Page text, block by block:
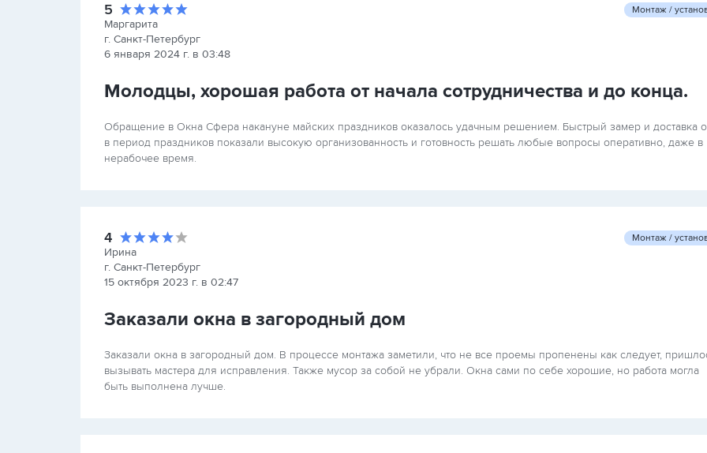
5
Маргарита
г. Санкт-Петербург
6 января 2024 г. в 03:48
Монтаж /
Молодцы, хорошая работа от начала сотрудничества и до конца.
Обращение в Окна Сфера накануне майских праздников оказалось удачным решением. Быстрый замер и доставка
в период праздников показали высокую организованность и готовность решать любые вопросы оперативно, даже в
нерабочее время.
4
Ирина
г. Санкт-Петербург
15 октября 2023 г. в 02:47
Монтаж /
Заказали окна в загородный дом
Заказали окна в загородный дом. В процессе монтажа заметили, что не все проемы пропенены как следует,
вызывать мастера для исправления. Также мусор за собой не убрали. Окна сами по себе хорошие, но работа могла
быть выполнена лучше.